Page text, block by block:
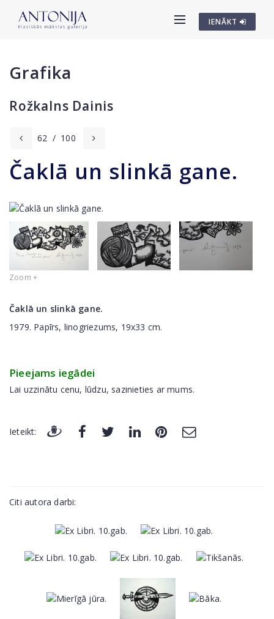
IENĀKT
Grafika
Rožkalns Dainis
62 / 100
Čaklā un slinkā gane.
Zoom +
Čaklā un slinkā gane.
1979. Papīrs, linogriezums, 19x33 cm.
Pieejams iegādei
Lai uzzinātu cenu, lūdzu, sazinieties ar mums.
Ieteikt:
Citi autora darbi: